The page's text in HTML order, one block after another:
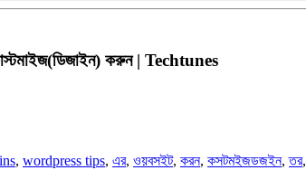
করুন | Techtunes
, wordpress tips, এর, ওয়বসইট, করন, কসটমইজডজইন,তর,